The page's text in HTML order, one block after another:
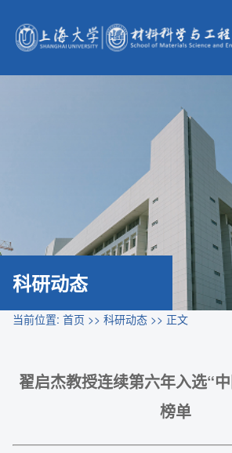
科研动态
当前位置: 首页 >> 科研动态 >> 正文
翟启杰教授连续第六年入选“
榜单